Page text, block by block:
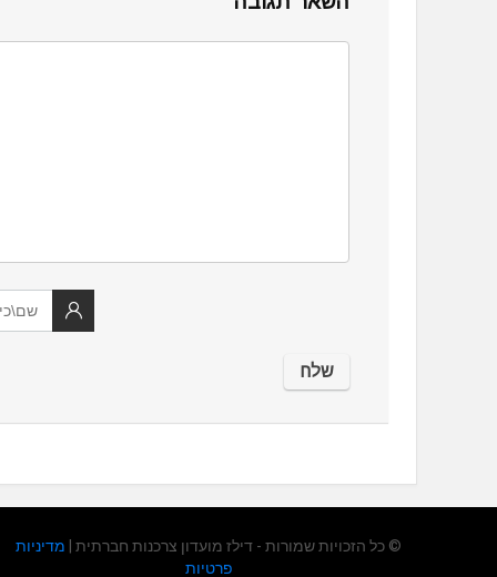
© כל הזכויות שמורות - דילז מועדון צרכנות חברתית | מדיניות
פרטיות